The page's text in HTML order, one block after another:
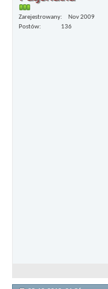
Zarejestrowany
Nov 2009
Postów
136